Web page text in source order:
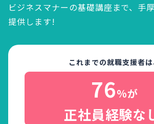
ビジネスマナーの基礎講座まで、 手
提供します!
これまでの就職支援者は
76%が
正社員経験な